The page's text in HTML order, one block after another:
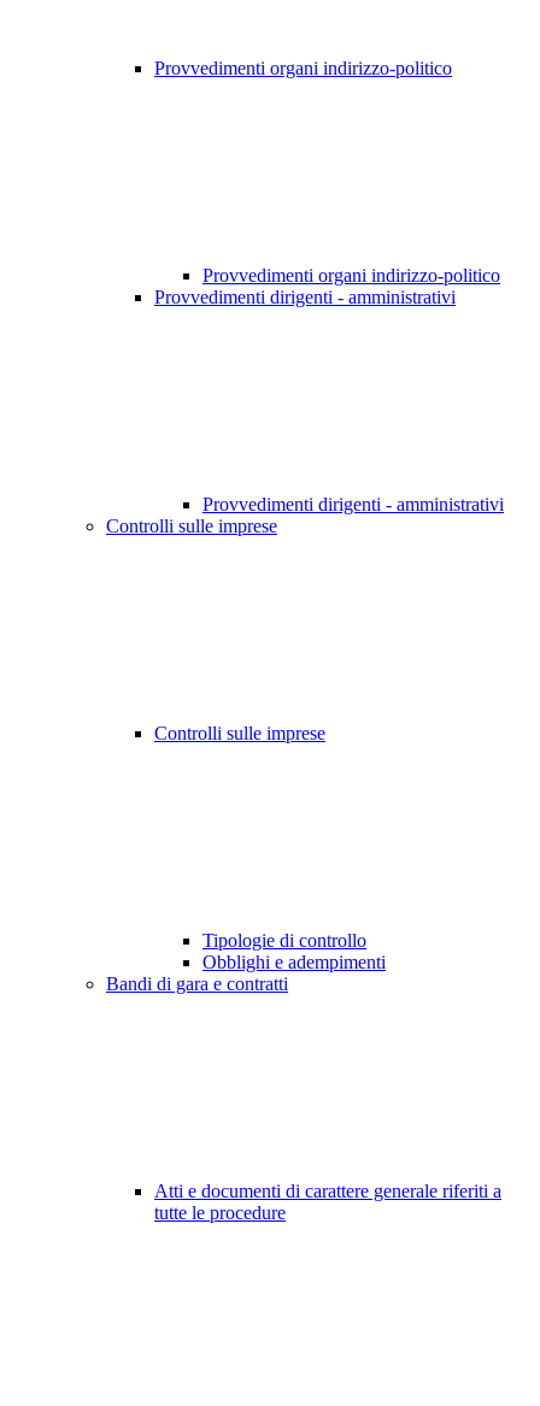
Provvedimenti organi indirizzo-politico
Provvedimenti organi indirizzo-politico
Provvedimenti dirigenti - amministrativi
Provvedimenti dirigenti - amministrativi
Controlli sulle imprese
Controlli sulle imprese
Tipologie di controllo
Obblighi e adempimenti
Bandi di gara e contratti
Atti e documenti di carattere generale riferiti a
tutte le procedure